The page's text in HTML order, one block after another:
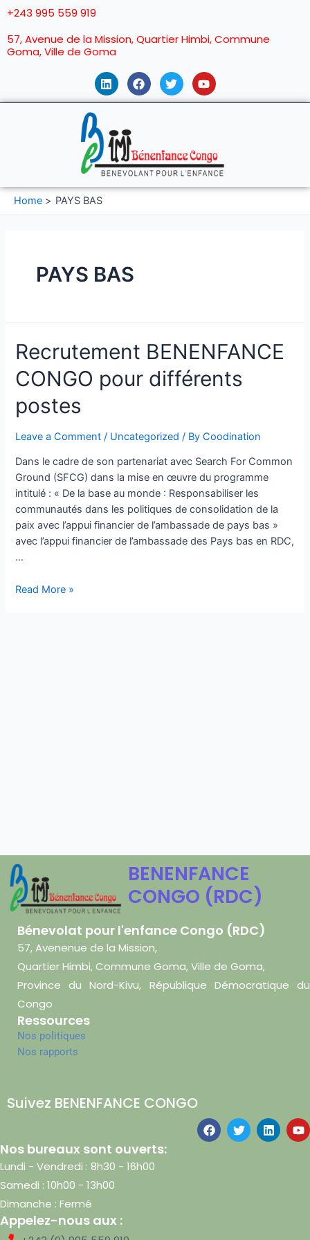
+243 995 559 919
57, Avenue de la Mission, Quartier Himbi, Commune
Goma, Ville de Goma
Home PAYS BAS
PAYS BAS
Recrutement BENENFANCE
CONGO pour différents
postes
Leave a Comment / Uncategorized / ByCoodination
Dans le cadre de son partenariat avec Search For Common
Ground (SFCG) dans la mise en œuvre du programme
intitulé : « De la base au monde : Responsabiliser les
communautés dans les politiques de consolidation de la
paix avec l’appui financier de l’ambassade de pays bas »
avec l’appui financier de l’ambassade des Pays bas en RDC,
…
Read More »
BENENFANCE
CONGO (RDC)
Bénevolat pour l'enfance Congo (RDC)
57, Avenenue de la Mission,
Quartier Himbi, Commune Goma, Ville de Goma,
Province du Nord-Kivu, République Démocratique du
Congo
Ressources
Nos politiques
Nos rapports
Suivez BENENFANCE CONGO
Nos bureaux sont ouverts:
Lundi - Vendredi : 8h30 - 16h00
Samedi : 10h00 - 13h00
Dimanche : Fermé
Appelez-nous aux :